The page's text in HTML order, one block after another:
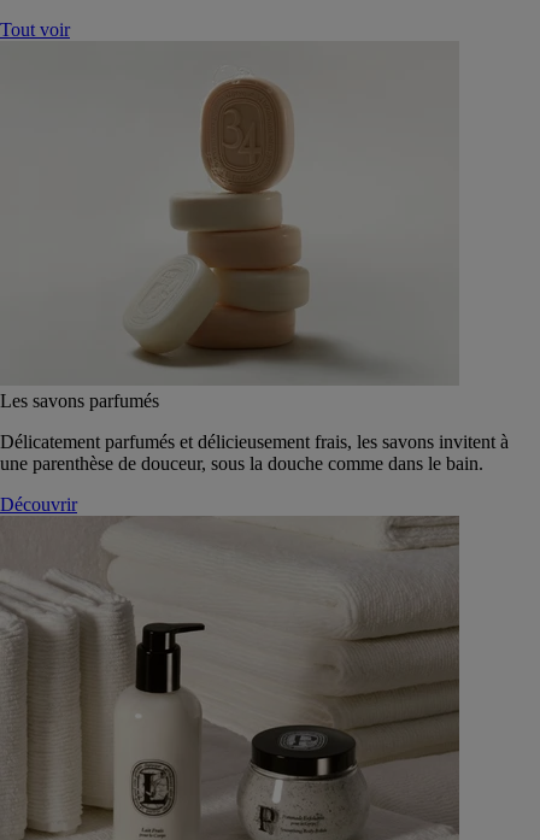
Tout voir
Les savons parfumés
Délicatement parfumés et délicieusement frais, les savons invitent à
une parenthèse de douceur, sous la douche comme dans le bain.
Découvrir